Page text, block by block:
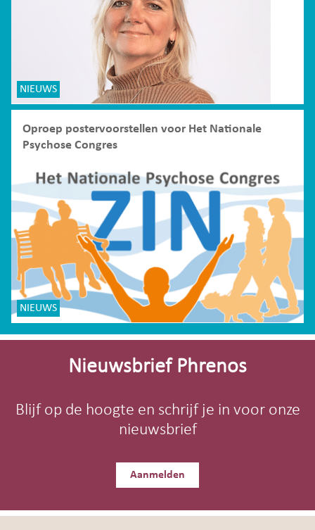
NIEUWS
Oproep postervoorstellen voor Het Nationale
Psychose Congres
NIEUWS
Site-
Nieuwsbrief Phrenos
Blijf op de hoogte en schrijf je in voor onze
nieuwsbrief
Aanmelden